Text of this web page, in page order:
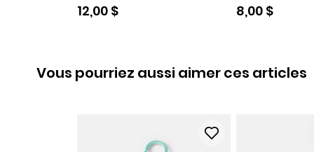
Prix de solde
12,00 $ Prix de solde
8,00 $
Vous pourriez aussi aimer ces articles